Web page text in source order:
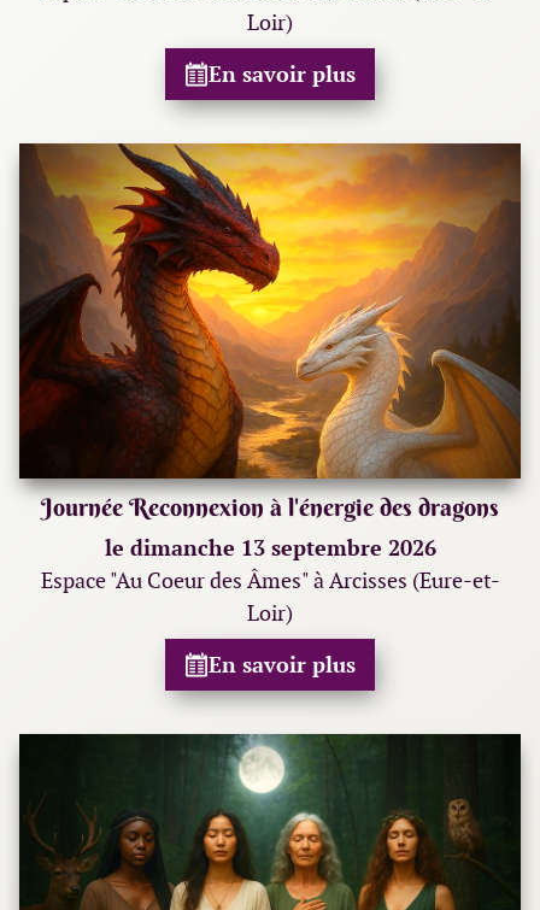
Loir)
En savoir plus
Journée Reconnexion à l'énergie des dragons
le dimanche 13 septembre 2026
Espace "Au Coeur des Âmes" à Arcisses (Eure-et-
Loir)
En savoir plus